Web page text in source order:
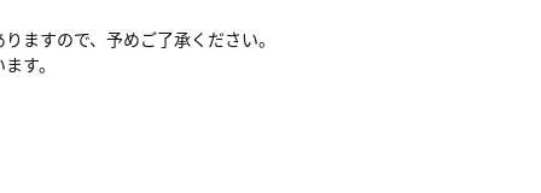
ますので、予めご了承ください。
す。